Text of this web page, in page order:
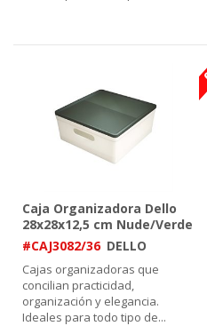
Caja Organizadora Dello
28x28x12,5 cm Nude/Verde
#CAJ3082/36 DELLO
Cajas organizadoras que
concilian practicidad,
organización y elegancia.
Ideales para todo tipo de...